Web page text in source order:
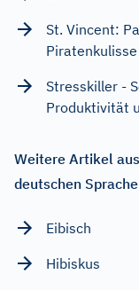
St. Vincent:
Piratenkulisse
Stresskiller -
Produktivität
Weitere Artikel
deutschen Sprache
Eibisch
Hibiskus